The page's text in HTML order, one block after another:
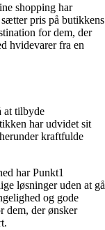
shopping har
pris på butikkens
for dem, der
hvidevarer fra en
at tilbyde
har udvidet sit
kraftfulde
har Punkt1
løsninger uden at gå
og gode
dem, der ønsker